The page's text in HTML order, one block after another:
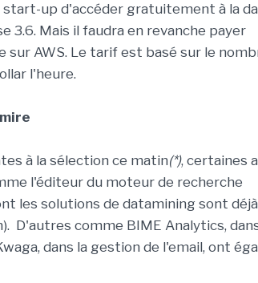
start-up d'accéder gratuitement à la
3.6. Mais il faudra en revanche payer
AWS. Le tarif est basé sur le
l'heure.
à la sélection ce matin(*), certaines
l'éditeur du moteur de recherche
les solutions de datamining sont
D'autres comme BIME Analytics,
dans la gestion de l'email, ont